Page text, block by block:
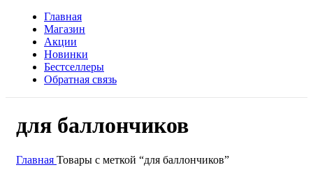
Главная
Магазин
Акции
Новинки
Бестселлеры
Обратная связь
для баллончиков
Главная Товары с меткой “для баллончиков”